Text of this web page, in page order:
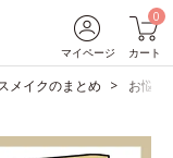
マイページ
0
カート
メイクのまとめ お悩み